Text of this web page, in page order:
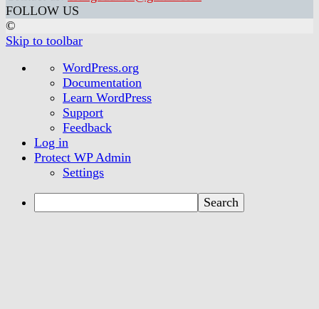
FOLLOW US
©
Skip to toolbar
About
WordPress
WordPress.org
Documentation
Learn WordPress
Support
Feedback
Log in
Protect WP Admin
Settings
Search